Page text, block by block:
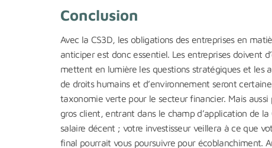
Conclusion
Avec la CS3D, les obligations des entreprises en
anticiper est donc essentiel. Les entreprises doivent
mettent en lumière les questions stratégiques et les
de droits humains et d’environnement seront
taxonomie verte pour le secteur financier. Mais
gros client, entrant dans le champ d’application de
salaire décent ; votre investisseur veillera à ce que
final pourrait vous poursuivre pour écoblanchiment.